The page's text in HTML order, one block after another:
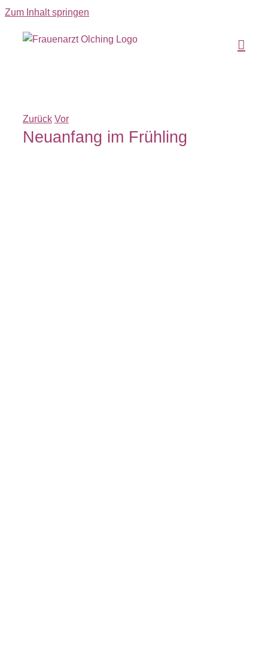
Zum Inhalt springen
Zurück Vor
Neuanfang im Frühling